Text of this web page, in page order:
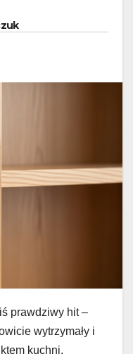
prawdziwy hit –
wytrzymały i
kuchni.